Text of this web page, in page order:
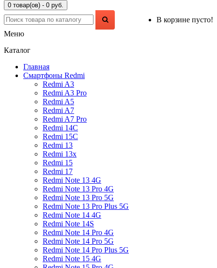
0 товар(ов) - 0 руб.
В корзине пусто!
Меню
Каталог
Главная
Смартфоны Redmi
Redmi A3
Redmi A3 Pro
Redmi A5
Redmi A7
Redmi A7 Pro
Redmi 14C
Redmi 15C
Redmi 13
Redmi 13x
Redmi 15
Redmi 17
Redmi Note 13 4G
Redmi Note 13 Pro 4G
Redmi Note 13 Pro 5G
Redmi Note 13 Pro Plus 5G
Redmi Note 14 4G
Redmi Note 14S
Redmi Note 14 Pro 4G
Redmi Note 14 Pro 5G
Redmi Note 14 Pro Plus 5G
Redmi Note 15 4G